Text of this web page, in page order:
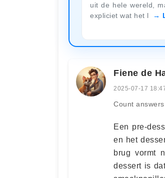
uit de hele wereld,
expliciet wat het l
Fiene de
2025-07-17
Count
Een pre-
en het
brug vormt
dessert is